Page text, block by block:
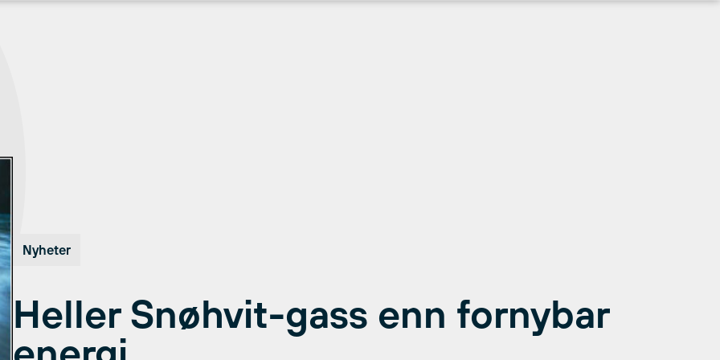
Nyheter
Heller Snøhvit-gass enn fornybar